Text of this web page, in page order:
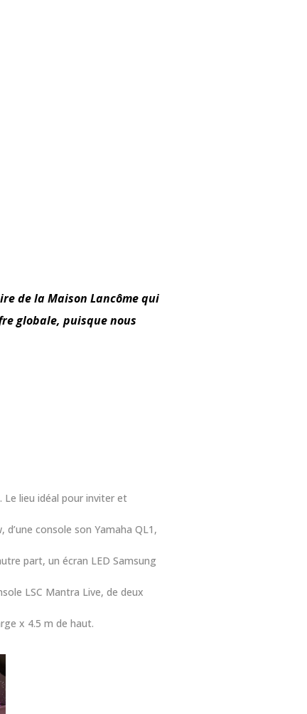
de la Maison Lancôme qui
globale, puisque nous
lieu idéal pour inviter et
console son Yamaha QL1,
part, un écran LED Samsung
LSC Mantra Live, de deux
x 4.5 m de haut.